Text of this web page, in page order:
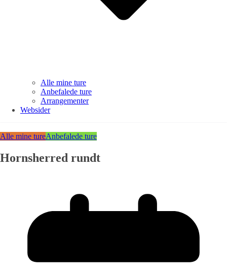
Alle mine ture
Anbefalede ture
Arrangementer
Websider
Alle mine tureAnbefalede ture
Hornsherred rundt